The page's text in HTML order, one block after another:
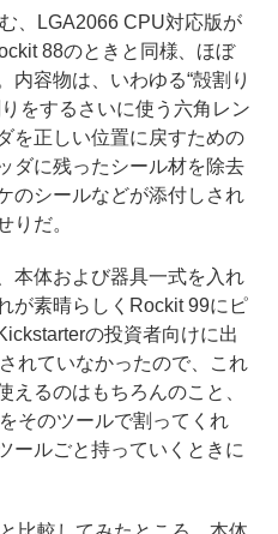
、LGA2066 CPU対応版が
88のときと同様、ほぼ
内容物は、いわゆる“殻割り
をするさいに使う六角レン
を正しい位置に戻すための
ダに残ったシール材を除去
のシールなどが添付しされ
りだ。
本体および器具一式を入れ
が素晴らしくRockit 99にピ
の投資者向けに出
れていなかったので、これ
えるのはもちろんのこと、
そのツールで割ってくれ
ールごと持っていくときに